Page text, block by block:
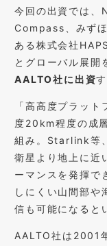
今回の出資では
Compass、みず
ある株式会社
とグローバル展開
AALTO社に出資
「高高度プラッ
度20km程度の成
組み。Starlink等
衛星より地上に近
ーマンスを発揮で
しにくい山間部や
信も可能になると
AALTO社は2001